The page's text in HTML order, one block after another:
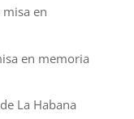
en
en memoria
La Habana